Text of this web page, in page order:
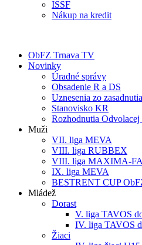
ISSF
Nákup na kredit
ObFZ Trnava TV
Novinky
Úradné správy
Obsadenie R a DS
Uznesenia zo
Stanovisko KR
Rozhodnutia Odvolacej
Muži
VII. liga MEVA
VIII. liga RUBBEX
VIII. liga MAXIMA-
IX. liga MEVA
BESTRENT CUP
Mládež
Dorast
V. liga TAVOS
IV. liga TAVOS
Žiaci